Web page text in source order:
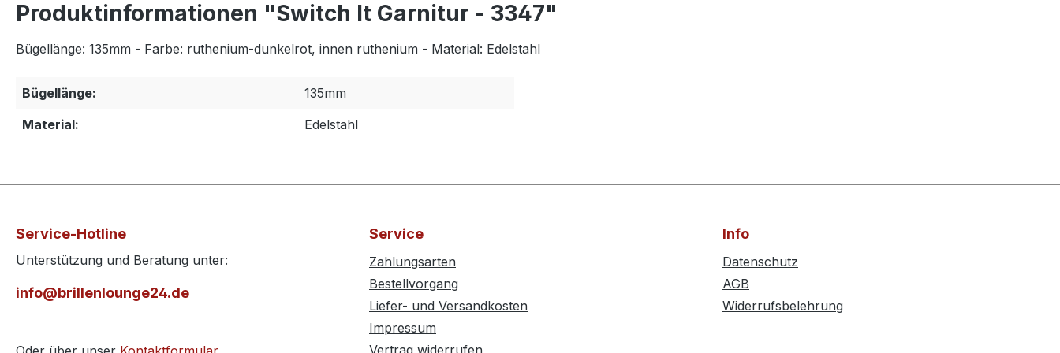
Produktinformationen "Switch It Garnitur - 3347"
Bügellänge: 135mm - Farbe: ruthenium-dunkelrot, innen ruthenium - Material: Edelstahl
Bügellänge:
135mm
Material:
Edelstahl
Service-Hotline
Unterstützung und Beratung unter:
info@brillenlounge24.de
Service
Zahlungsarten
Bestellvorgang
Liefer- und Versandkosten
Impressum
Vertrag widerrufen
Info
Datenschutz
AGB
Widerrufsbelehrung